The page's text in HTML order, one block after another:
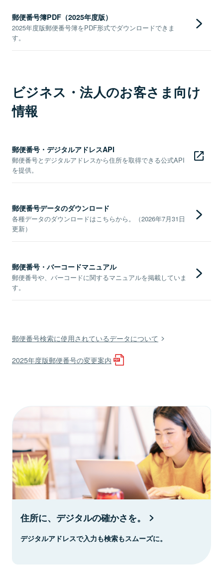
郵便番号簿PDF（2025年度版）
2025年度版郵便番号簿をPDF形式でダウンロードできま
す。
ビジネス・法人のお客さま向け
情報
郵便番号・デジタルアドレスAPI
郵便番号とデジタルアドレスから住所を取得できる公式API
を提供。
郵便番号データのダウンロード
各種データのダウンロードはこちらから。（2026年7月31日
更新）
郵便番号・バーコードマニュアル
郵便番号や、バーコードに関するマニュアルを掲載していま
す。
郵便番号検索に使用されているデータについて
2025年度版郵便番号の変更案内
住所に、デジタルの確かさを。
デジタルアドレスで入力も検索もスムーズに。